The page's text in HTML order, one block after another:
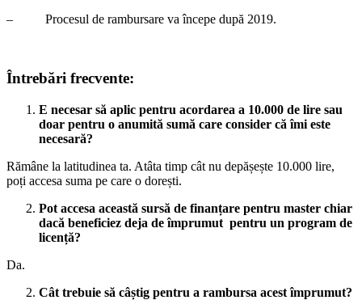
– Procesul de rambursare va începe după 2019.
Întrebări frecvente:
E necesar să aplic pentru acordarea a 10.000 de lire sau
doar pentru o anumită sumă care consider că îmi este
necesară?
Rămâne la latitudinea ta. Atâta timp cât nu depășește 10.000 lire,
poți accesa suma pe care o dorești.
Pot accesa această sursă de finanțare pentru master chiar
dacă beneficiez deja de împrumut pentru un program de
licență?
Da.
Cât trebuie să câștig pentru a rambursa acest împrumut?